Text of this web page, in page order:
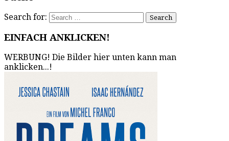
Search for:
EINFACH ANKLICKEN!
WERBUNG! Die Bilder hier unten kann man
anklicken...!